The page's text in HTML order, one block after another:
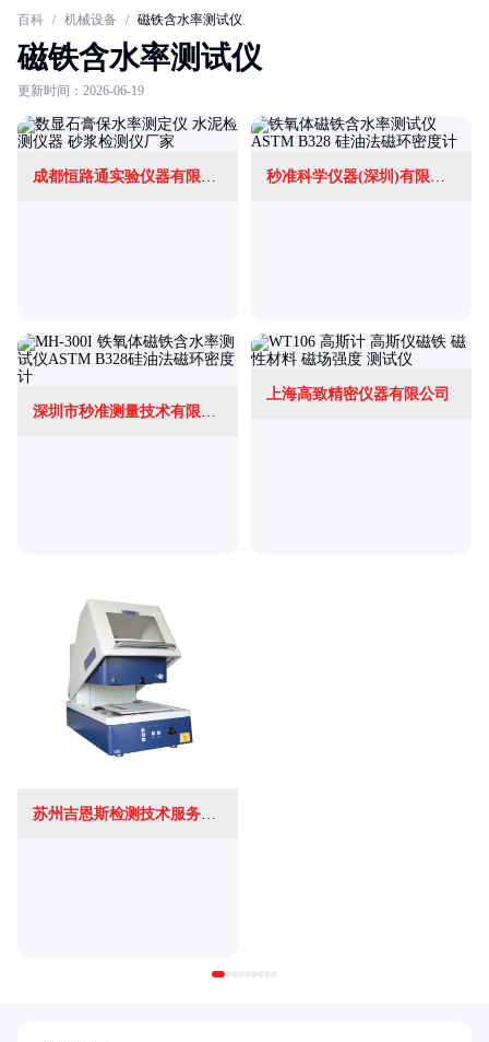
百科 / 机械设备 / 磁铁含水率测试仪
磁铁含水率测试仪
更新时间：2026-06-19
成都恒路通实验仪器有限公司 秒准科学仪器(深圳)有限公司
上海高致精密仪器有限公司
苏州吉恩斯检测技术服务有限公司